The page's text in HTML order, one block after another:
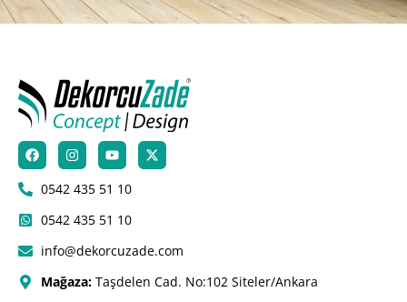
0542 435 51 10
0542 435 51 10
info@dekorcuzade.com
Mağaza: Taşdelen Cad. No:102 Siteler/Ankara